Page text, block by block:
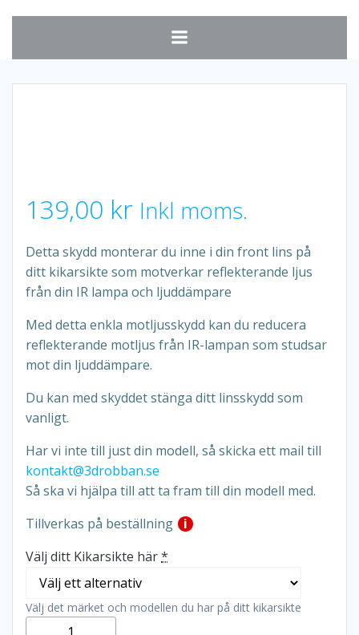
139,00 kr Inkl moms.
Detta skydd monterar du inne i din front lins på
ditt kikarsikte som motverkar reflekterande ljus
från din IR lampa och ljuddämpare
Med detta enkla motljusskydd kan du reducera
reflekterande motljus från IR-lampan som studsar
mot din ljuddämpare.
Du kan med skyddet stänga ditt linsskydd som
vanligt.
Har vi inte till just din modell, så skicka ett mail till
kontakt@3drobban.se
Så ska vi hjälpa till att ta fram till din modell med.
Tillverkas på beställning
i
Välj ditt Kikarsikte här*
Välj det märket och modellen du har på ditt kikarsikte
Motljusskydd